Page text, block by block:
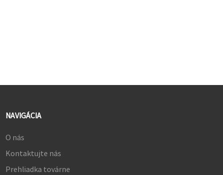
NAVIGÁCIA
O nás
Kontaktujte nás
Prehliadka továrne